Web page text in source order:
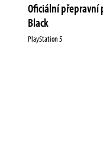
Oficiální přepravní
Black
PlayStation 5